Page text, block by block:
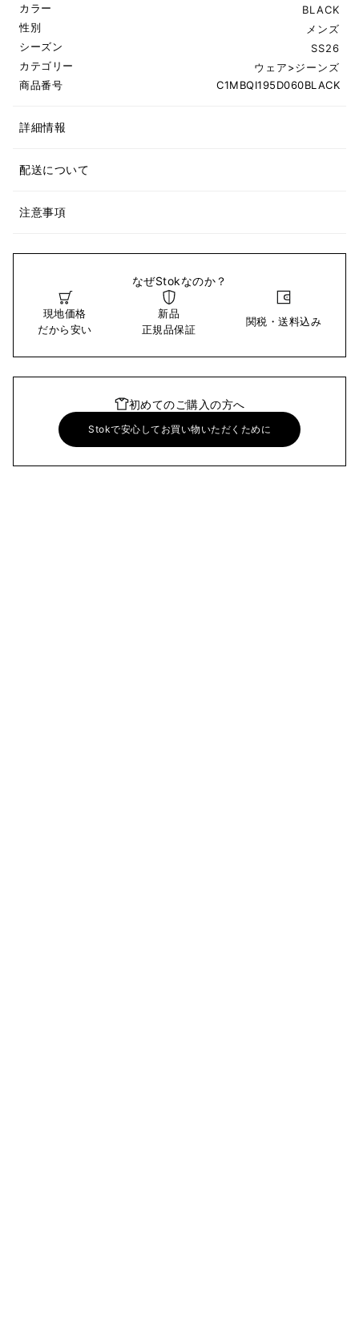
カラー
BLACK
性別
メンズ
シーズン
SS26
カテゴリー
ウェア>ジーンズ
商品番号
C1MBQI195D060BLACK
詳細情報
配送について
注意事項
なぜStokなのか？
現地価格
だから安い
新品
正規品保証
関税・送料込み
初めてのご購入の方へ
Stokで安心してお買い物いただくために